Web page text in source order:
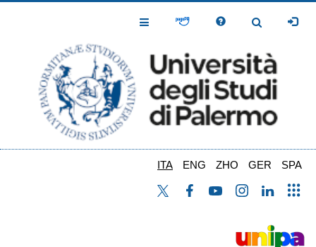
Toggle
Toggle
ITA ENG ZHO GER SPA